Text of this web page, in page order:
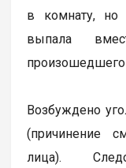
в комнату, но
выпала
произошедшего
Возбуждено
(причинение
лица).